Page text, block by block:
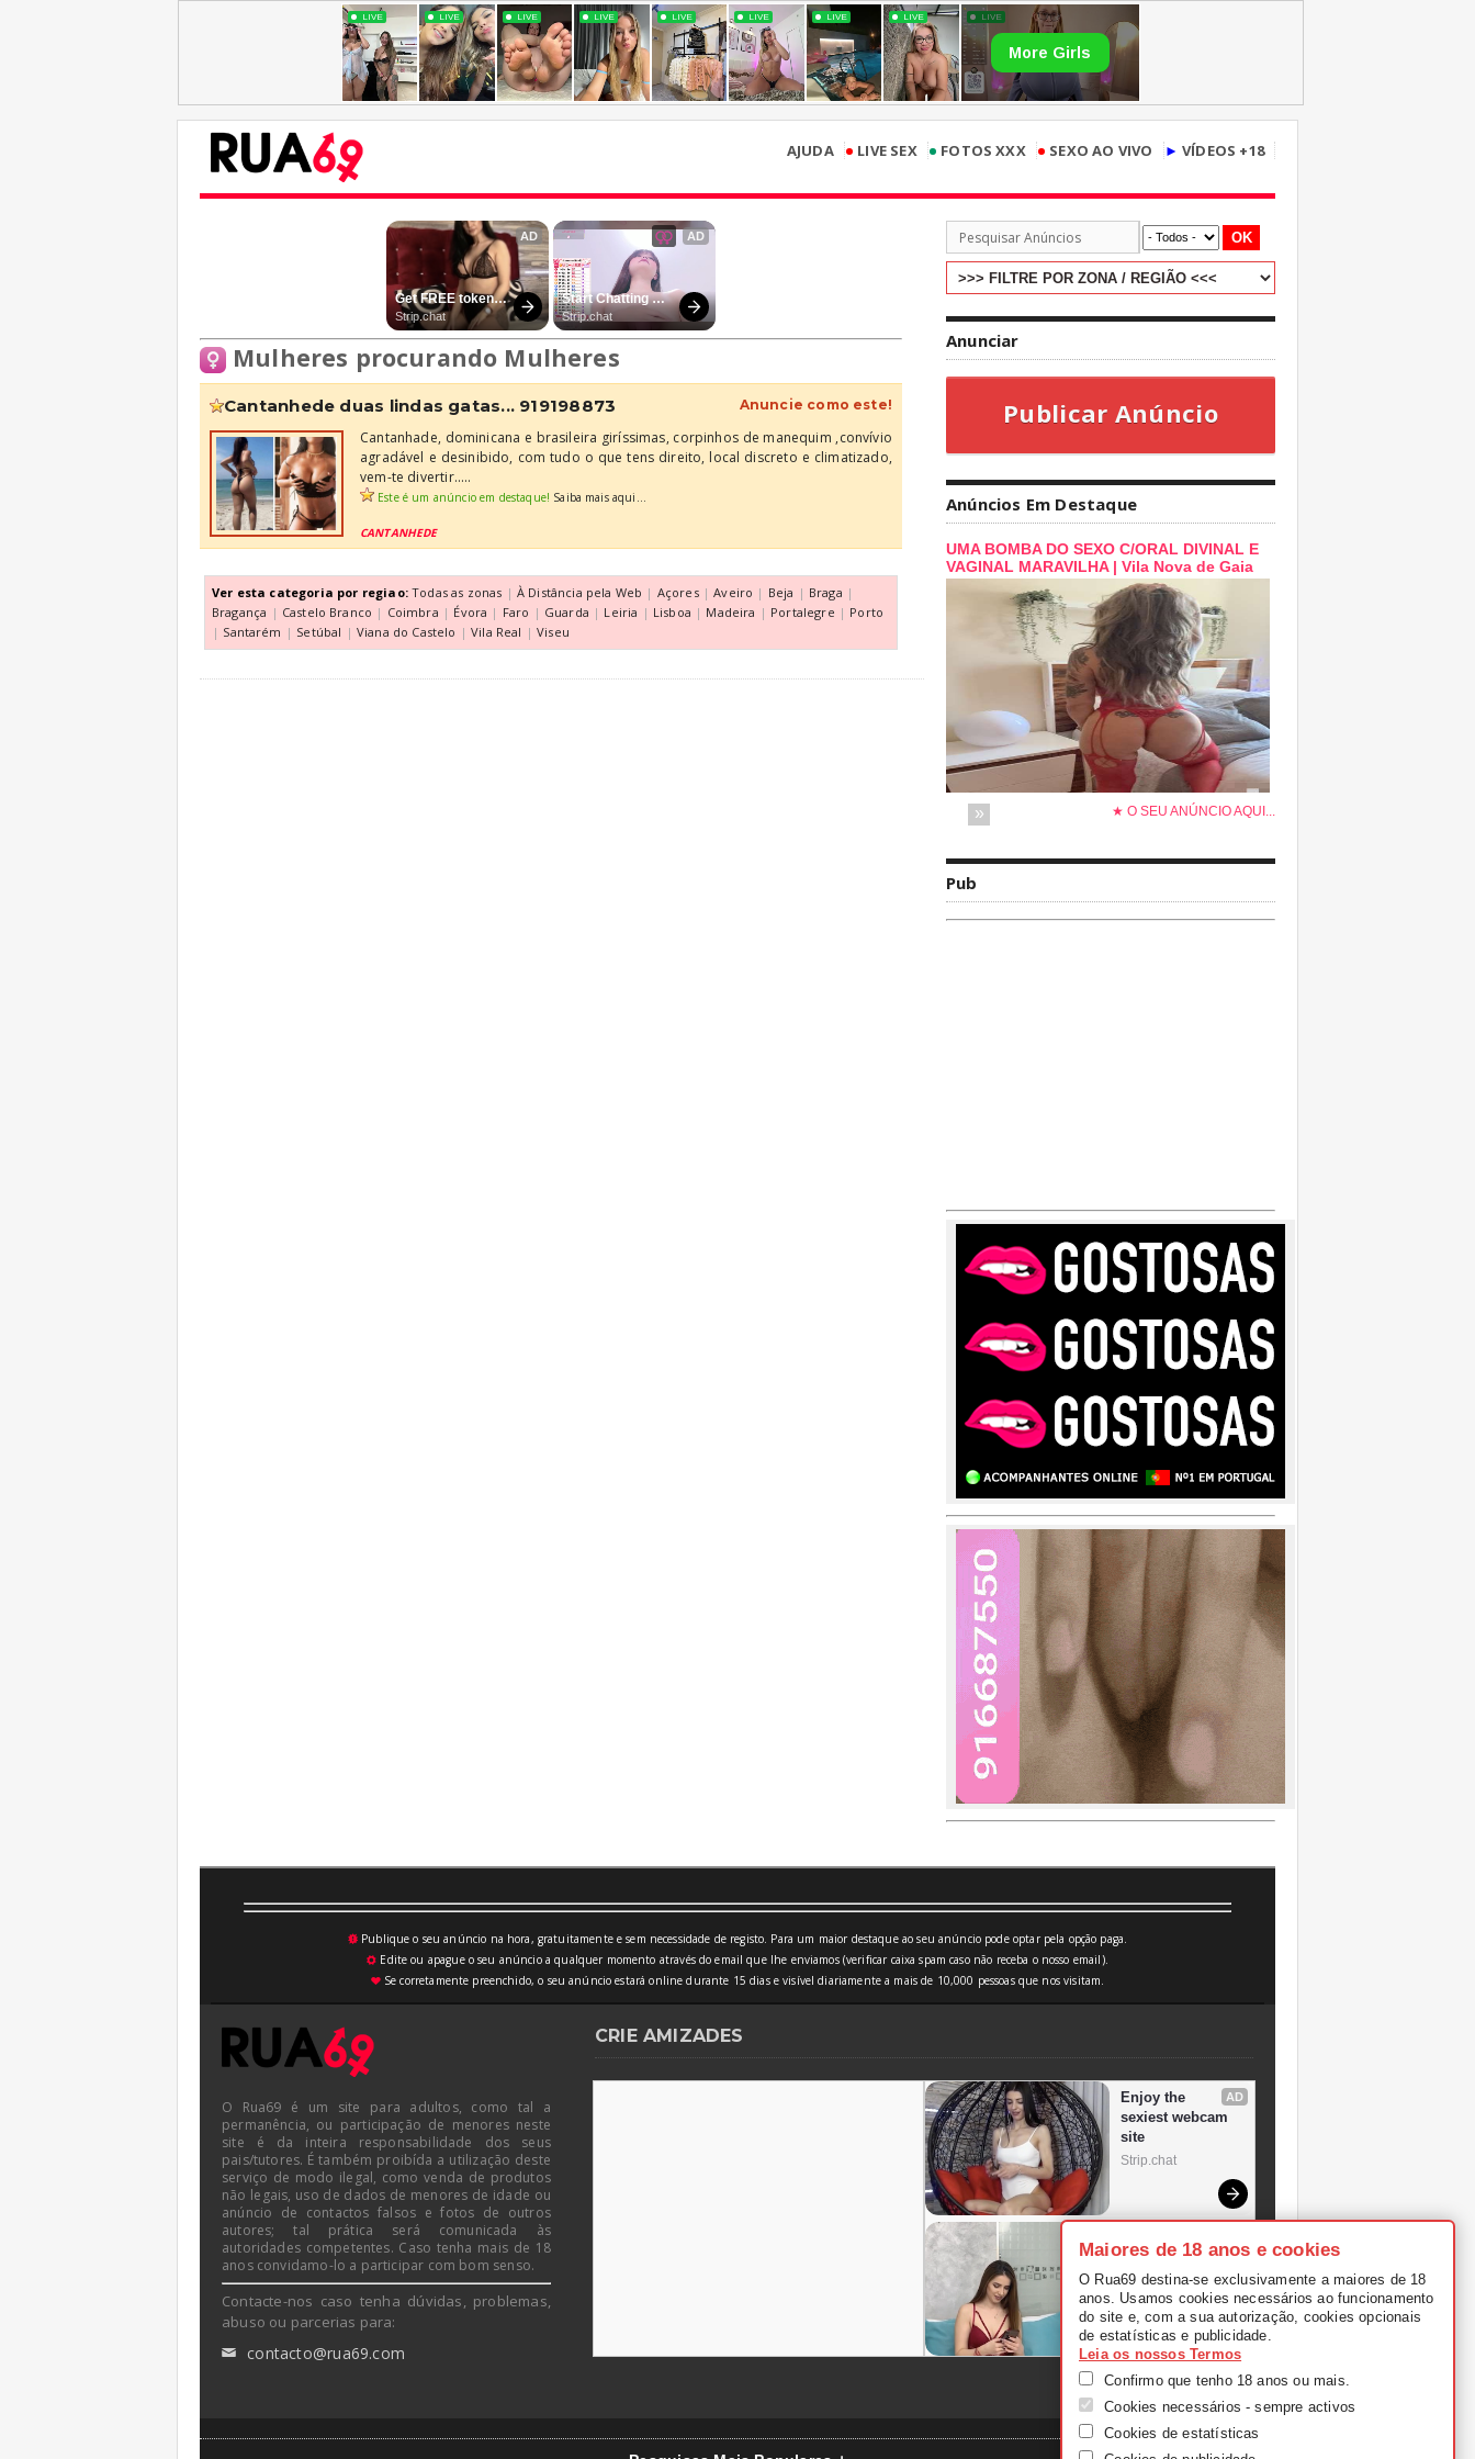
AJUDA • LIVE SEX • FOTOS XXX • SEXO AO VIVO ► VÍDEOS +18
Mulheres procurando Mulheres
cantanhede duas lindas gatas... 919198873 Anuncie como este!
Cantanhade, dominicana e brasileira giríssimas, corpinhos de manequim ,convívio
agradável e desinibido, com tudo o que tens direito, local discreto e climatizado,
vem-te divertir.....
Este é um anúncio em destaque! Saiba mais aqui...
CANTANHEDE
Ver esta categoria por regiao: Todas as zonas | À Distância pela Web | Açores | Aveiro | Beja | Braga |
Bragança | Castelo Branco | Coimbra | Évora | Faro | Guarda | Leiria | Lisboa | Madeira | Portalegre | Porto
| Santarém | Setúbal | Viana do Castelo | Vila Real | Viseu
OK
Anunciar
Publicar Anúncio
Anúncios Em Destaque
Pub
💥Publique o seu anúncio na hora, gratuitamente e sem necessidade de registo. Para um maior destaque ao seu anúncio pode optar pela opção paga.
⚙ Edite ou apague o seu anúncio a qualquer momento através do email que lhe enviamos (verificar caixa spam caso não receba o nosso email).
♥Se corretamente preenchido, o seu anúncio estará online durante 15 dias e visível diariamente a mais de 10,000 pessoas que nos visitam.
O Rua69 é um site para adultos, como tal a
permanência, ou participação de menores neste
site é da inteira responsabilidade dos seus
pais/tutores. É também proibída a utilização deste
serviço de modo ilegal, como venda de produtos
não legais, uso de dados de menores de idade ou
anúncio de contactos falsos e fotos de outros
autores; tal prática será comunicada às
autoridades competentes. Caso tenha mais de 18
anos convidamo-lo a participar com bom senso.
Contacte-nos caso tenha dúvidas, problemas,
abuso ou parcerias para:
✉ contacto@rua69.com
CRIE AMIZADES
Maiores de 18 anos e cookies
O Rua69 destina-se exclusivamente a maiores de 18
anos. Usamos cookies necessários ao funcionamento
do site e, com a sua autorização, cookies opcionais
de estatísticas e publicidade.
Leia os nossos Termos
Confirmo que tenho 18 anos ou mais.
Cookies necessários - sempre activos
Cookies de estatísticas